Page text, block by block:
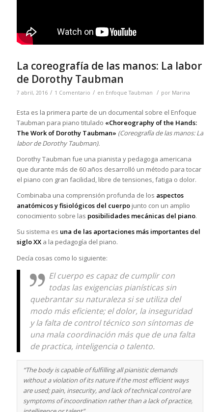
La coreografía de las manos: La labor
de Dorothy Taubman
7 abril, 2016 / 1 Comentario / en Enfoque Taubman / por Marina
Esta es la primera parte de un documental sobre el Enfoque
Taubman para piano titulado «Choreography of the Hands:
The Work of Dorothy Taubman» (Coreografía de las manos: La
labor de Dorothy Taubman).
Dorothy Taubman fue una pianista y pedagoga americana
que durante más de 60 años desarrolló un método para tocar
el piano con gran facilidad, libre de tensiones, fatiga o dolor.
Combinaba una comprensión profunda de los aspectos
anatómicos y fisiológicos del cuerpojunto con un amplio
conocimiento sobre las posibilidades mecánicas del piano.
Su sistema es una de las aportaciones más importantes del
siglo XXa la pedagogía del piano.
Decía cosas como lo siguiente:
El cuerpo es capaz de cumplir con
todas las exigencias pianísticas sin
quebrantar su naturaleza si se utiliza del
modo más eficiente; el dolor, la inseguridad
y la falta de control técnico son síntomas de
una mala coordinación más que de una falta
de practica, inteligencia o talento.
“The body is capable of fulfilling all pianistic demands
without a violation of its nature if the most efficient ways
are used; pain, insecurity, and lack of technical control are
symptoms of incoordination rather than a lack of practice,